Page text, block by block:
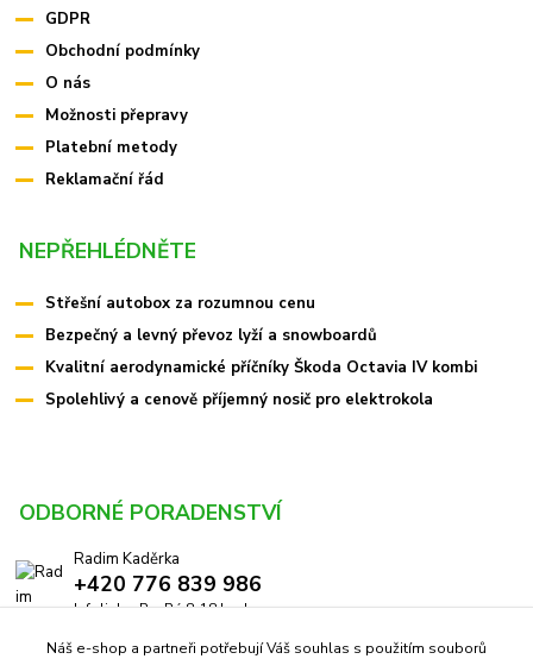
GDPR
Obchodní podmínky
O nás
Možnosti přepravy
Platební metody
Reklamační řád
NEPŘEHLÉDNĚTE
Střešní autobox za rozumnou cenu
Bezpečný a levný převoz lyží a snowboardů
Kvalitní aerodynamické příčníky Škoda Octavia IV kombi
Spolehlivý a cenově příjemný nosič pro elektrokola
ODBORNÉ PORADENSTVÍ
Radim Kaděrka
+420 776 839 986
Infolinka: Po-Pá 8-18 hod.
info@pricniky.cz
Náš e-shop a partneři potřebují Váš souhlas s použitím souborů